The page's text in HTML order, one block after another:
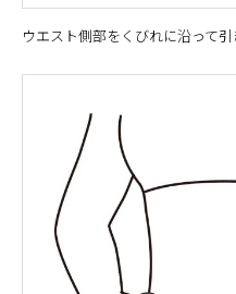
ウエスト側部をくびれに沿って